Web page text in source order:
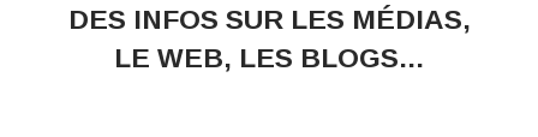
DES INFOS SUR LES MÉDIAS,
LE WEB, LES BLOGS...